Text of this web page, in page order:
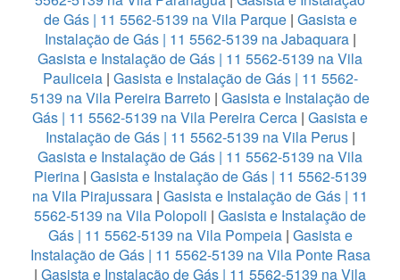
de Gás | 11 5562-5139 na Vila Parque| Gasista e
Instalação de Gás | 11 5562-5139 na Jabaquara|
Gasista e Instalação de Gás | 11 5562-5139 na Vila
Pauliceia| Gasista e Instalação de Gás | 11 5562-
5139 na Vila Pereira Barreto | Gasista e Instalação de
Gás | 11 5562-5139 na Vila Pereira Cerca | Gasista e
Instalação de Gás | 11 5562-5139 na Vila Perus|
Gasista e Instalação de Gás | 11 5562-5139 na Vila
Pierina| Gasista e Instalação de Gás | 11 5562-5139
na Vila Pirajussara | Gasista e Instalação de Gás | 11
5562-5139 na Vila Polopoli | Gasista e Instalação de
Gás | 11 5562-5139 na Vila Pompeia| Gasista e
Instalação de Gás | 11 5562-5139 na Vila Ponte Rasa
| Gasista e Instalação de Gás | 11 5562-5139 na Vila